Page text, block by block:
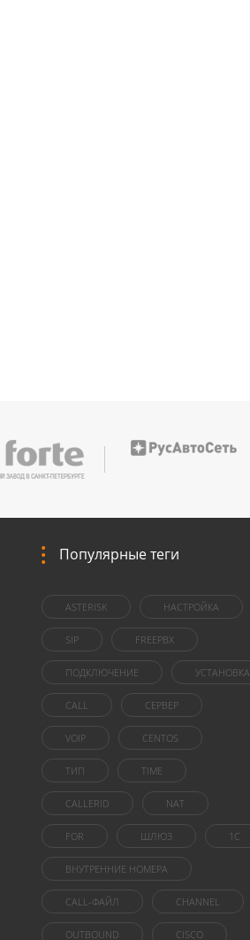
Популярные теги
ASTERISK НАСТРОЙКА
SIP FREEPBX
ПОДКЛЮЧЕНИЕ УСТАНОВКА
CALL СЕРВЕР
VOIP CENTOS
ТИП TIME
CALLERID NAT
FOR ШЛЮЗ 1C
ВНУТРЕННИЕ НОМЕРА
CALL-ФАЙЛ CHANNEL
OUTBOUND CISCO